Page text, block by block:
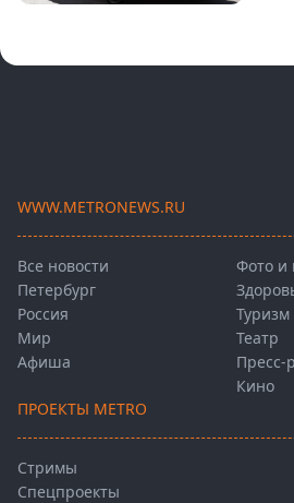
WWW.METRONEWS.RU
Все новости
Петербург
Россия
Мир
Афиша
Фото и
Туризм
Театр
Пресс-
Кино
ПРОЕКТЫ METRO
Стримы
Спецпроекты